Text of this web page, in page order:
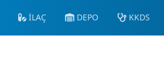
İLAÇ DEPO KKDS